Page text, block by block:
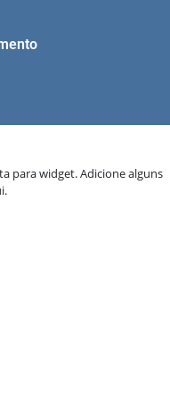
para widget. Adicione alguns